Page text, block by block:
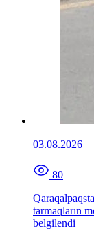
03.08.2026
80
tarmaqların
belgilendi